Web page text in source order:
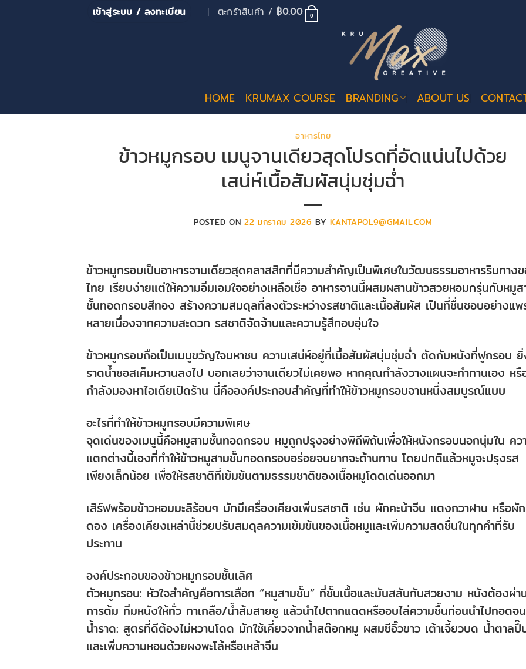
เข้าสู่ระบบ / ลงทะเบียน ตะกร้าสินค้า / ฿0.00 0
HOME KRUMAX COURSE BRANDING ABOUT US
อาหารไทย
ข้าวหมูกรอบ เมนูจานเดียวสุดโปรดที่อัดแน่นไปด้วย
เสน่ห์เนื้อสัมผัสนุ่มชุ่มฉ่ำ
POSTED ON22 มกราคม 2026 BYKANTAPOL9@GMAIL.COM
ข้าวหมูกรอบเป็นอาหารจานเดียวสุดคลาสสิกที่มีความสำคัญเป็นพิเศษในวัฒนธรรมอาหารริมทาง
ไทย เรียบง่ายแต่ให้ความอิ่มเอมใจอย่างเหลือเชื่อ อาหารจานนี้ผสมผสานข้าวสวยหอมกรุ่นกับหมูส
ชั้นทอดกรอบสีทอง สร้างความสมดุลที่ลงตัวระหว่างรสชาติและเนื้อสัมผัส เป็นที่ชื่นชอบอย่างแพ
หลายเนื่องจากความสะดวก รสชาติจัดจ้านและความรู้สึกอบอุ่นใจ
ข้าวหมูกรอบถือเป็นเมนูขวัญใจมหาชน ความเสน่ห์อยู่ที่เนื้อสัมผัสนุ่มชุ่มฉ่ำ ตัดกับหนังที่ฟูกรอบ
ราดน้ำซอสเค็มหวานลงไป บอกเลยว่าจานเดียวไม่เคยพอ หากคุณกำลังวางแผนจะทำทานเอง หรื
กำลังมองหาไอเดียเปิดร้าน นี่คือองค์ประกอบสำคัญที่ทำให้ข้าวหมูกรอบจานหนึ่งสมบูรณ์แบบ
อะไรที่ทำให้ข้าวหมูกรอบมีความพิเศษ
จุดเด่นของเมนูนี้คือหมูสามชั้นทอดกรอบ หมูถูกปรุงอย่างพิถีพิถันเพื่อให้หนังกรอบนอกนุ่มใน คว
แตกต่างนี้เองที่ทำให้ข้าวหมูสามชั้นทอดกรอบอร่อยจนยากจะต้านทาน โดยปกติแล้วหมูจะปรุงรส
เพียงเล็กน้อย เพื่อให้รสชาติที่เข้มข้นตามธรรมชาติของเนื้อหมูโดดเด่นออกมา
เสิร์ฟพร้อมข้าวหอมมะลิร้อนๆ มักมีเครื่องเคียงเพิ่มรสชาติ เช่น ผักคะน้าจีน แตงกวาฝาน หรือผัก
ดอง เครื่องเคียงเหล่านี้ช่วยปรับสมดุลความเข้มข้นของเนื้อหมูและเพิ่มความสดชื่นในทุกคำที่รับ
ประทาน
องค์ประกอบของข้าวหมูกรอบชั้นเลิศ
ตัวหมูกรอบ: หัวใจสำคัญคือการเลือก “หมูสามชั้น” ที่ชั้นเนื้อและมันสลับกันสวยงาม หนังต้องผ่า
การต้ม ทิ่มหนังให้ทั่ว ทาเกลือ/น้ำส้มสายชู แล้วนำไปตากแดดหรืออบไล่ความชื้นก่อนนำไปทอดจ
น้ำราด: สูตรที่ดีต้องไม่หวานโดด มักใช้เคี่ยวจากน้ำสต๊อกหมู ผสมซีอิ๊วขาว เต้าเจี้ยวบด น้ำตาลปี๊
และเพิ่มความหอมด้วยผงพะโล้หรือเหล้าจีน